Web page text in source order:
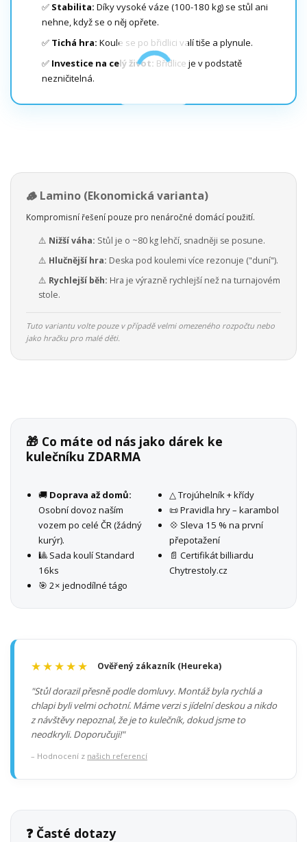
✅ Stabilita: Díky vysoké váze (100-180 kg) se stůl ani
nehne, když se o něj opřete.
✅ Tichá hra: Koule se po břidlici valí tiše a plynule.
✅ Investice na celý život: Břidlice je v podstatě
nezničitelná.
🪵 Lamino (Ekonomická varianta)
Kompromisní řešení pouze pro nenáročné domácí použití.
⚠️ Nižší váha: Stůl je o ~80 kg lehčí, snadněji se posune.
⚠️ Hlučnější hra: Deska pod koulemi více rezonuje ("duní").
⚠️ Rychlejší běh: Hra je výrazně rychlejší než na turnajovém
stole.
Tuto variantu volte pouze v případě velmi omezeného rozpočtu nebo
jako hračku pro malé děti.
🎁 Co máte od nás jako dárek ke
kulečníku ZDARMA
🚚 Doprava až domů:
Osobní dovoz naším
vozem po celé ČR (žádný
kurýr).
🎱 Sada koulí Standard
16ks
🎯 2× jednodílné tágo
△ Trojúhelník + křídy
📜 Pravidla hry – karambol
💠 Sleva 15 % na první
přepotažení
📄 Certifikát billiardu
Chytrestoly.cz
★★★★★ Ověřený zákazník (Heureka)
"Stůl dorazil přesně podle domluvy. Montáž byla rychlá a
chlapi byli velmi ochotní. Máme verzi s jídelní deskou a nikdo
z návštěvy nepoznal, že je to kulečník, dokud jsme to
neodkryli. Doporučuji!"
– Hodnocení z našich referencí
❓ Časté dotazy